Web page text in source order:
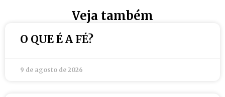
Veja também
O QUE É A FÉ?
9 de agosto de 2026